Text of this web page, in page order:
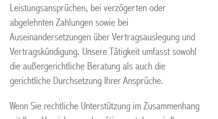
Leistungsansprüchen, bei verzögerten oder
abgelehnten Zahlungen sowie bei
Auseinandersetzungen über Vertragsauslegung und
Vertragskündigung. Unsere Tätigkeit umfasst sowohl
die außergerichtliche Beratung als auch die
gerichtliche Durchsetzung Ihrer Ansprüche.
Wenn Sie rechtliche Unterstützung im Zusammenhang